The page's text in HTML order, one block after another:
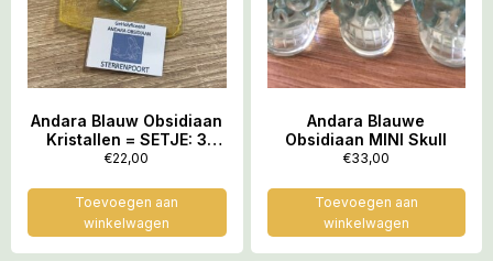
Andara Blauw Obsidiaan
Kristallen = SETJE: 3
stuks totaal +/- 20 gram
€22,00
Toevoegen aan
winkelwagen
Andara Blauwe
Obsidiaan MINI Skull
€33,00
Toevoegen aan
winkelwagen